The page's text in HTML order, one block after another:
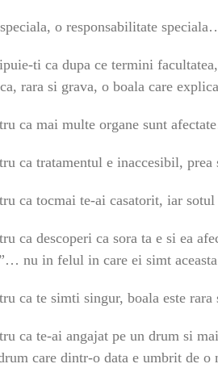
o responsabilitate
ti ca dupa ce termini
rara si grava, o boala care
ca mai multe organe sunt
ca tratamentul e inaccesibil,
ca tocmai te-ai casatorit, iar
ca descoperi ca sora ta e si ea
nu in felul in care ei simt
ca te simti singur, boala este
ca te-ai angajat pe un drum si
care dintr-o data e umbrit de